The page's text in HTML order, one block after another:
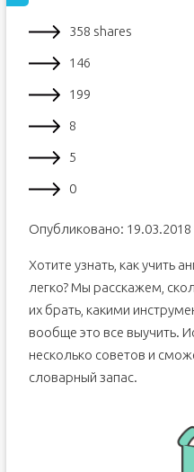
358 shares
146
199
8
5
0
Опубликовано: 19.03.2018
Хотите узнать, как учить
легко? Мы расскажем,
их брать, какими
вообще это все выучить.
несколько советов и
словарный запас.